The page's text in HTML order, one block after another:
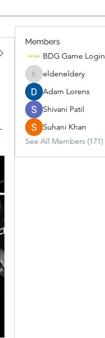
Members
BDG Game Login
eldeneldery
eldeneldery
Adam Lorens
Shivani Patil
Suhani Khan
See All Members (171)